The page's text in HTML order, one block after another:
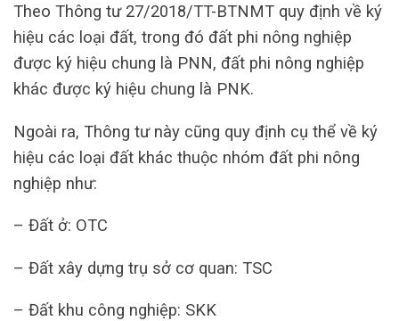
Theo Thông tư 27/2018/TT-BTNMT quy định về ký
hiệu các loại đất, trong đó đất phi nông nghiệp
được ký hiệu chung là PNN, đất phi nông nghiệp
khác được ký hiệu chung là PNK.
Ngoài ra, Thông tư này cũng quy định cụ thể về ký
hiệu các loại đất khác thuộc nhóm đất phi nông
nghiệp như:
– Đất ở: OTC
– Đất xây dựng trụ sở cơ quan: TSC
– Đất khu công nghiệp: SKK